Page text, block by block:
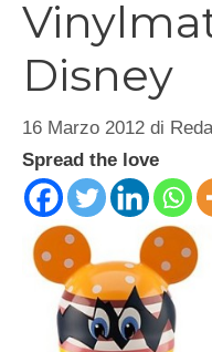
Disney
16 Marzo 2012 di
Spread the love